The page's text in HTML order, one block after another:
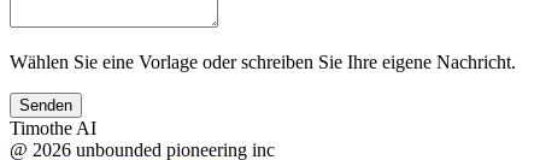
Wählen Sie eine Vorlage oder schreiben Sie Ihre eigene Nachricht.
Senden
Timothe AI
@ 2026 unbounded pioneering inc